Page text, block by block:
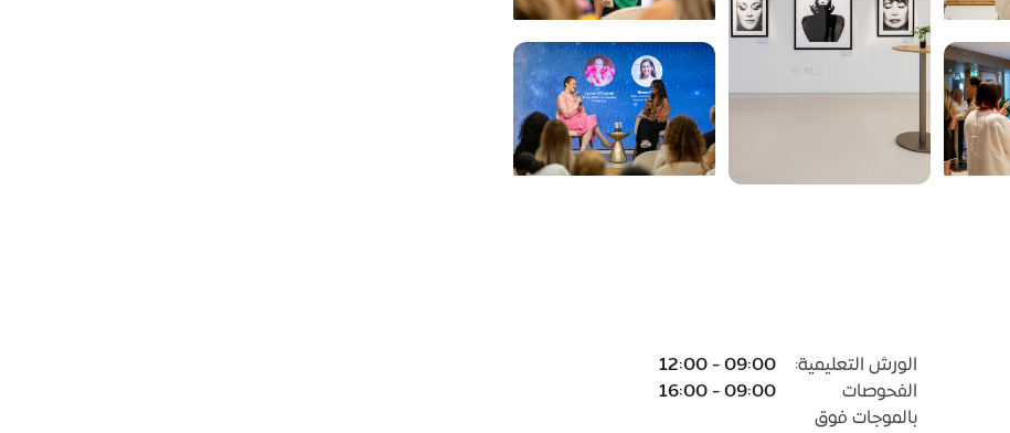
الورش التعليمية:
09:00 - 12:00
الفحوصات
بالموجات فوق
09:00 - 16:00